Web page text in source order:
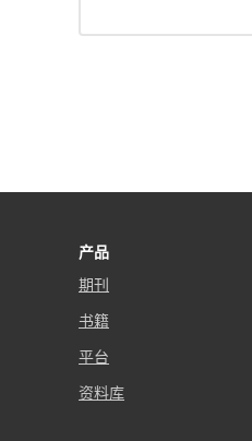
产品
期刊
书籍
平台
资料库